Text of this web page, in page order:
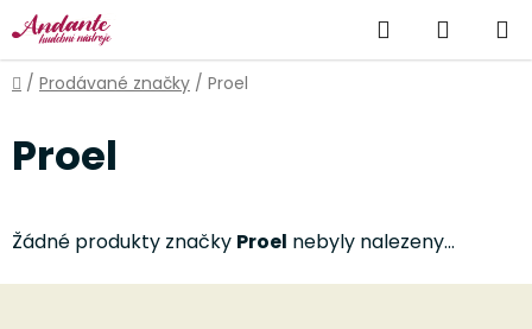
Přejít
na
obsah
Hledat
KOŠÍK
Domů
/ Prodávané značky / Proel
Proel
Žádné produkty značky Proel nebyly nalezeny...